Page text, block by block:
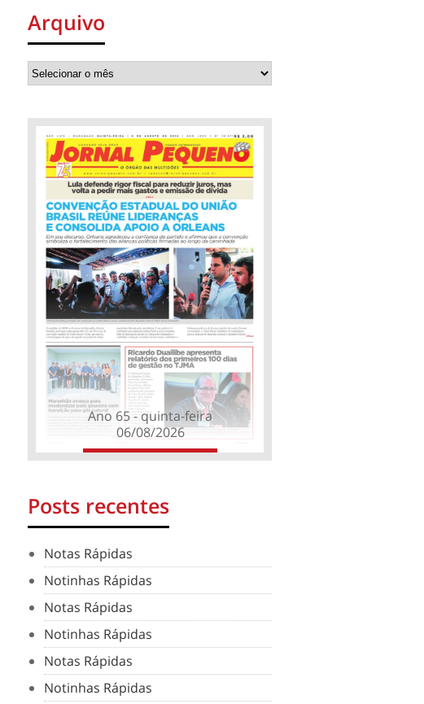
Arquivo
Ano 65 - quinta-feira
06/08/2026
Posts recentes
Notas Rápidas
Notinhas Rápidas
Notas Rápidas
Notinhas Rápidas
Notas Rápidas
Notinhas Rápidas